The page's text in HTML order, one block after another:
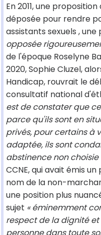
En 2011, une
déposée pour rendre
assistants sexuels ,
opposée
de l'époque Roselyne
2020, Sophie Cluzel,
Handicap, rouvrait le
consultatif national
est de constater que
parce qu'ils sont en
privés, pour certains à
adaptée, ils sont
abstinence non choisie
CCNE, qui avait émis
nom de la non-
une position plus
sujet « éminemment
respect de la dignité